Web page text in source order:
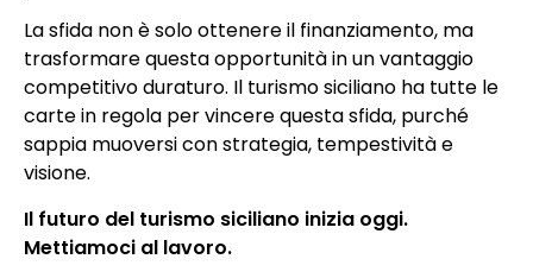
La sfida non è solo ottenere il finanziamento, ma
trasformare questa opportunità in un vantaggio
competitivo duraturo. Il turismo siciliano ha tutte le
carte in regola per vincere questa sfida, purché
sappia muoversi con strategia, tempestività e
visione.
Il futuro del turismo siciliano inizia oggi.
Mettiamoci al lavoro.